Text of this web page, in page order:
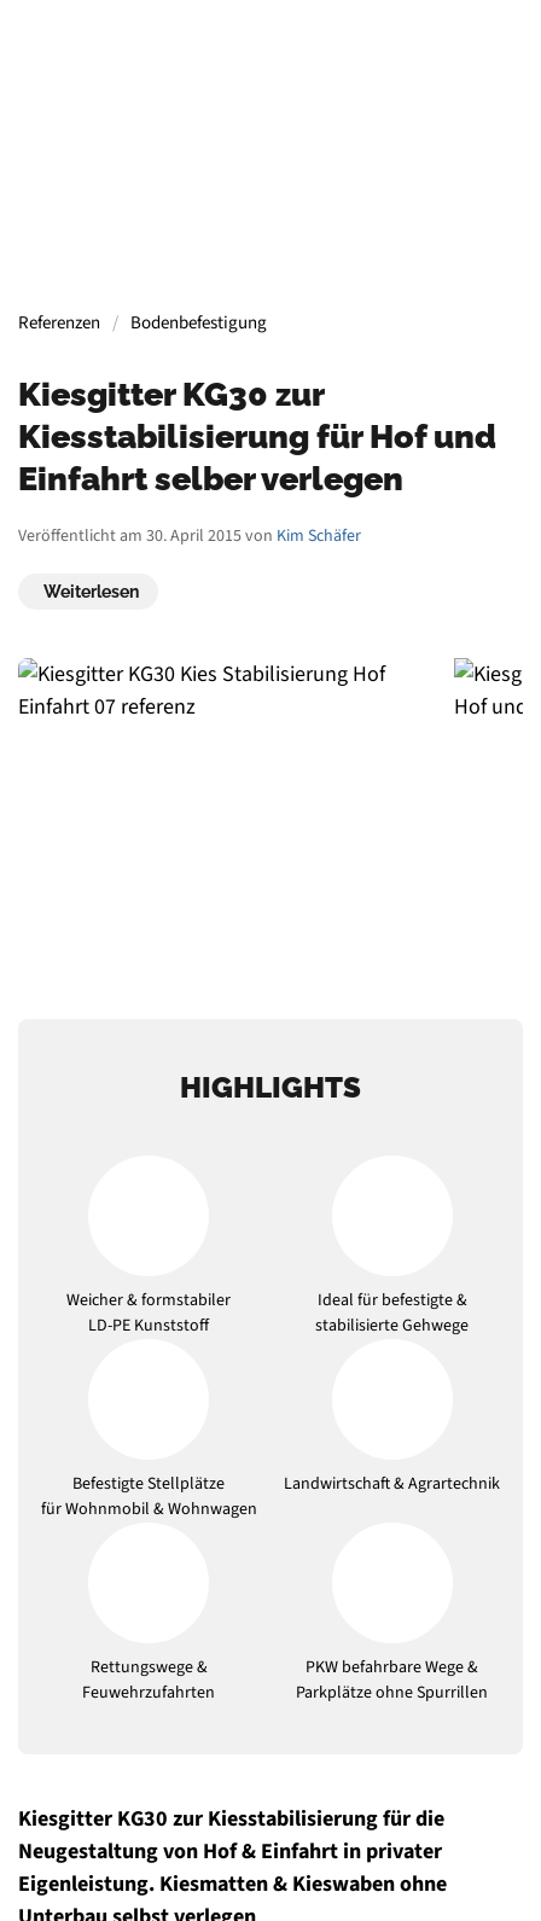
Referenzen Bodenbefestigung
Kiesgitter KG30 zur
Kiesstabilisierung für Hof und
Einfahrt selber verlegen
Veröffentlicht am 30. April 2015 von Kim Schäfer
Weiterlesen
HIGHLIGHTS
Weicher & formstabiler
LD-PE Kunststoff
Ideal für befestigte &
stabilisierte Gehwege
Befestigte Stellplätze
für Wohnmobil & Wohnwagen
Landwirtschaft & Agrartechnik
Rettungswege &
Feuwehrzufahrten
PKW befahrbare Wege &
Parkplätze ohne Spurrillen
Kiesgitter KG30 zur Kiesstabilisierung für die
Neugestaltung von Hof & Einfahrt in privater
Eigenleistung. Kiesmatten & Kieswaben ohne